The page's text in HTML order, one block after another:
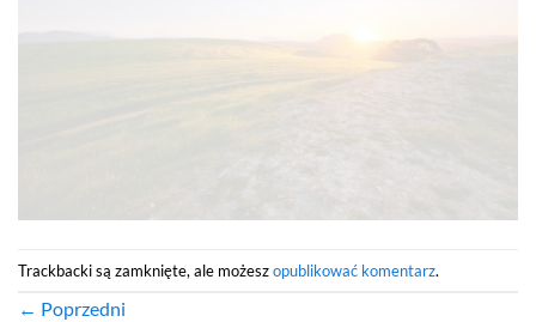
Trackbacki są zamknięte, ale możeszopublikować komentarz.
← Poprzedni